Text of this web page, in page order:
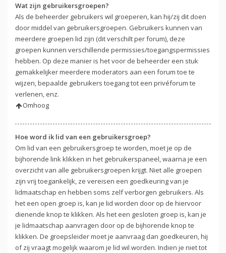
Wat zijn gebruikersgroepen?
Als de beheerder gebruikers wil groeperen, kan hij/zij dit doen
door middel van gebruikersgroepen. Gebruikers kunnen van
meerdere groepen lid zijn (dit verschilt per forum), deze
groepen kunnen verschillende permissies/toegangspermissies
hebben. Op deze manier is het voor de beheerder een stuk
gemakkelijker meerdere moderators aan een forum toe te
wijzen, bepaalde gebruikers toegang tot een privéforum te
verlenen, enz.
Omhoog
Hoe word ik lid van een gebruikersgroep?
Om lid van een gebruikersgroep te worden, moet je op de
bijhorende link klikken in het gebruikerspaneel, waarna je een
overzicht van alle gebruikersgroepen krijgt. Niet alle groepen
zijn vrij toegankelijk, ze vereisen een goedkeuring van je
lidmaatschap en hebben soms zelf verborgen gebruikers. Als
het een open groep is, kan je lid worden door op de hiervoor
dienende knop te klikken. Als het een gesloten groep is, kan je
je lidmaatschap aanvragen door op de bijhorende knop te
klikken. De groepsleider moet je aanvraag dan goedkeuren, hij
of zij vraagt mogelijk waarom je lid wil worden. Indien je niet tot